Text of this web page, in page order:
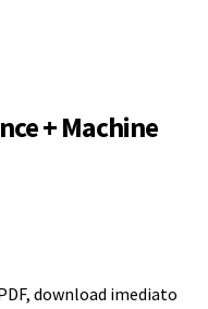
+ Machine
download imediato